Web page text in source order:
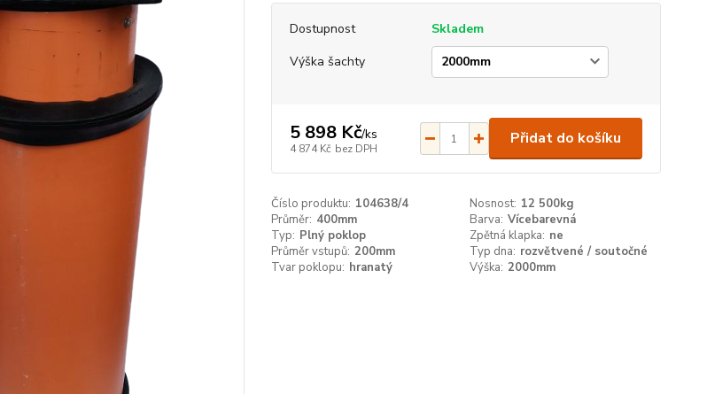
Dostupnost
Skladem
Výška šachty
5 898 Kč/ks
4 874 Kč bez DPH
Přidat do košíku
Číslo produktu: 104638/4 Nosnost: 12 500kg
Průměr: 400mm Barva: Vícebarevná
Typ: Plný poklop Zpětná klapka: ne
Průměr vstupů: 200mm Typ dna: rozvětvené / soutočné
Tvar poklopu: hranatý Výška: 2000mm